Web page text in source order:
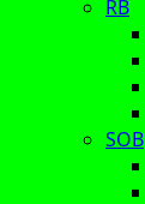
RB
SOB